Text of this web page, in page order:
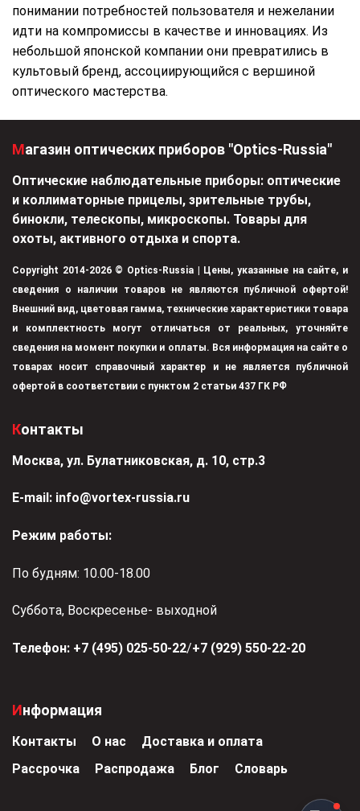
понимании потребностей пользователя и нежелании
идти на компромиссы в качестве и инновациях. Из
небольшой японской компании они превратились в
культовый бренд, ассоциирующийся с вершиной
оптического мастерства.
Магазин оптических приборов "Optics-Russia"
Оптические наблюдательные приборы: оптические
и коллиматорные прицелы, зрительные трубы,
бинокли, телескопы, микроскопы. Товары для
охоты, активного отдыха и спорта.
Copyright 2014-2026 © Optics-Russia | Цены, указанные на сайте, и
сведения о наличии товаров не являются публичной офертой!
Внешний вид, цветовая гамма, технические характеристики товара
и комплектность могут отличаться от реальных, уточняйте
сведения на момент покупки и оплаты. Вся информация на сайте о
товарах носит справочный характер и не является публичной
офертой в соответствии с пунктом 2 статьи 437 ГК РФ
Контакты
Москва, ул. Булатниковская, д. 10, стр.3
Е-mail: info@vortex-russia.ru
Режим работы:
По будням: 10.00-18.00
Суббота, Воскресенье- выходной
Телефон: +7 (495) 025-50-22/+7 (929) 550-22-20
Информация
Контакты О нас
Доставка и оплата
Рассрочка
Распродажа Блог Словарь